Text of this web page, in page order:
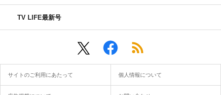
TV LIFE最新号
サイトのご利用にあたって 個人情報について